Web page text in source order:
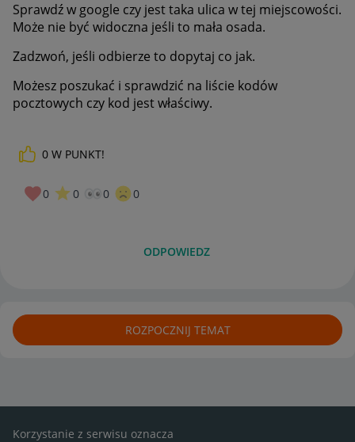
Sprawdź w google czy jest taka ulica w tej miejscowości.
Może nie być widoczna jeśli to mała osada.
Zadzwoń, jeśli odbierze to dopytaj co jak.
Możesz poszukać i sprawdzić na liście kodów
pocztowych czy kod jest właściwy.
0 W PUNKT!
0 0 0 0
ODPOWIEDZ
ROZPOCZNIJ TEMAT
Korzystanie z serwisu oznacza